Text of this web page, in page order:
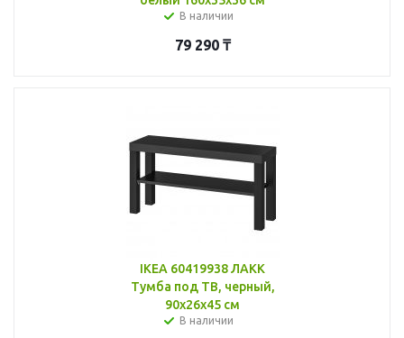
В наличии
79 290₸
IKEA 60419938 ЛАКК
Тумба под ТВ, черный,
90x26x45 см
В наличии